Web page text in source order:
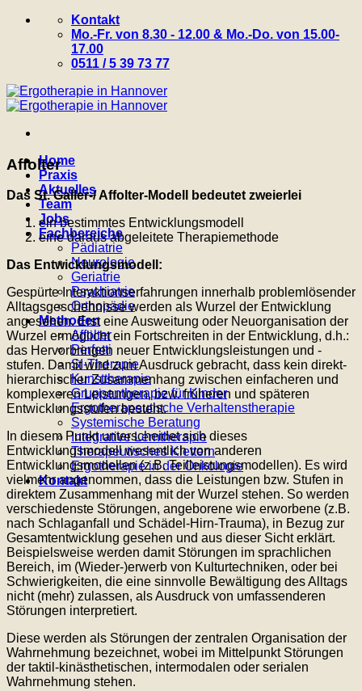
Zum
Kontakt
Mo.-Fr. von 8.30 - 12.00 & Mo.-Do. von 15.00-
17.00
0511 / 5 39 73 77
Home
Praxis
Aktuelles
Team
Jobs
Fachbereiche
Pädiatrie
Neurologie
Geriatrie
Psychiatrie
Orthopädie
Methoden
Affolter
Perfetti
SI-Therapie
Kunsttherapie
Gruppentherapie für Kinder
Ergotherapeutische Verhaltenstherapie
Systemische Beratung
Integrative Lerntherapie
Therapeutisches Klettern
Ergotherapie in der Onkologie
Kontakt
Affolter
Das St. Galler-/ Affolter-Modell bedeutet zweierlei
ein bestimmtes Entwicklungsmodell
eine daraus abgeleitete Therapiemethode
Das Entwicklungsmodell:
Gespürte Interaktionserfahrungen innerhalb problemlösender
Alltagsgeschehnisse werden als Wurzel der Entwicklung
angesehen. Erst eine Ausweitung oder Neuorganisation der
Wurzel ermöglicht ein Fortschreiten in der Entwicklung, d.h.:
das Hervorbringen neuer Entwicklungsleistungen und -
stufen. Damit wird zum Ausdruck gebracht, dass kein direkt-
hierarchischer Zusammenhang zwischen einfacheren und
komplexeren Leistungen, bzw. früheren und späteren
Entwicklungsstufen besteht.
In diesem Punkt unterscheidet sich dieses
Entwicklungsmodell wesentlich von anderen
Entwicklungsmodellen (z.B. Teilleistungsmodellen). Es wird
vielmehr angenommen, dass die Leistungen bzw. Stufen in
direktem Zusammenhang mit der Wurzel stehen. So werden
verschiedenste Störungen, angeborene wie erworbene (z.B.
nach Schlaganfall und Schädel-Hirn-Trauma), in Bezug zur
Gesamtentwicklung gesehen und aus dieser Sicht erklärt.
Beispielsweise werden damit Störungen im sprachlichen
Bereich, im (Wieder-)erwerb von Kulturtechniken, oder bei
Schwierigkeiten, die eine sinnvolle Bewältigung des Alltags
nicht (mehr) zulassen, als Ausdruck von umfassenderen
Störungen interpretiert.
Diese werden als Störungen der zentralen Organisation der
Wahrnehmung bezeichnet, wobei im Mittelpunkt Störungen
der taktil-kinästhetischen, intermodalen oder serialen
Wahrnehmung stehen.